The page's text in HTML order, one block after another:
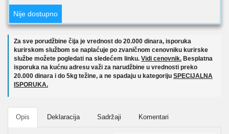
Nije dostupno
Za sve porudžbine čija je vrednost do 20.000 dinara, isporuka
kurirskom službom se naplaćuje po zvaničnom cenovniku kurirske
službe možete pogledati na sledećem linku. Vidi cenovnik. Besplatna
isporuka na kućnu adresu važi za narudžbine u vrednosti preko
20.000 dinara i do 5kg težine, a ne spadaju u kategoriju SPECIJALNA
ISPORUKA.
Opis Deklaracija Sadržaji Komentari